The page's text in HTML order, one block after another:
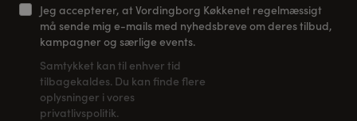
Jeg accepterer, at Vordingborg Køkkenet regelmæssigt
må sende mig e-mails med nyhedsbreve om deres tilbud,
kampagner og særlige events.
Samtykket kan til enhver tid
tilbagekaldes. Du kan finde flere
oplysninger i vores
privatlivspolitik.